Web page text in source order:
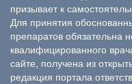
призывает к
Для принятия
препаратов обязательна
квалифицированного
сайте, получена из
редакция портала